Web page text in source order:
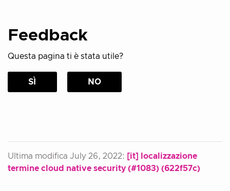
Feedback
Questa pagina ti è stata utile?
SÌ NO
Ultima modifica July 26, 2022: [it] localizzazione
termine cloud native security (#1083) (622f57c)